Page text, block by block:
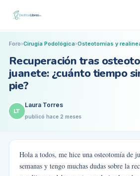
Foro›Cirugía Podológica›Osteotomías y
Recuperación tras
juanete: ¿cuánto tiempo
pie?
LT
Laura Torres
publicó hace 2 meses
Hola a todos, me hice una osteotomía de
semanas y tengo muchas dudas sobre la